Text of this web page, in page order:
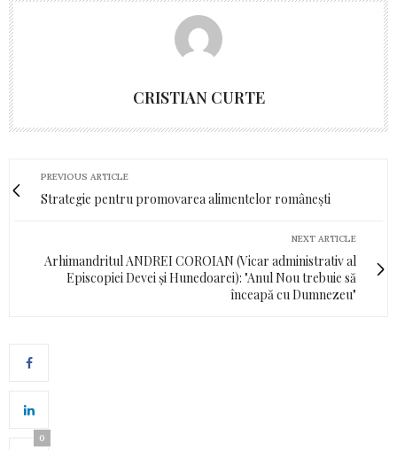
CRISTIAN CURTE
PREVIOUS ARTICLE
Strategie pentru promovarea alimentelor românești
NEXT ARTICLE
Arhimandritul ANDREI COROIAN (Vicar administrativ al
Episcopiei Devei și Hunedoarei): "Anul Nou trebuie să
înceapă cu Dumnezeu"
0